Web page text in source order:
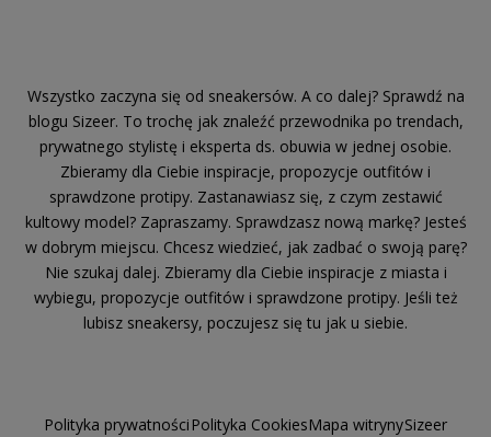
Wszystko zaczyna się od sneakersów. A co dalej? Sprawdź na
blogu Sizeer. To trochę jak znaleźć przewodnika po trendach,
prywatnego stylistę i eksperta ds. obuwia w jednej osobie.
Zbieramy dla Ciebie inspiracje, propozycje outfitów i
sprawdzone protipy. Zastanawiasz się, z czym zestawić
kultowy model? Zapraszamy. Sprawdzasz nową markę? Jesteś
w dobrym miejscu. Chcesz wiedzieć, jak zadbać o swoją parę?
Nie szukaj dalej. Zbieramy dla Ciebie inspiracje z miasta i
wybiegu, propozycje outfitów i sprawdzone protipy. Jeśli też
lubisz sneakersy, poczujesz się tu jak u siebie.
Polityka prywatności Polityka CookiesMapa witrynySizeer